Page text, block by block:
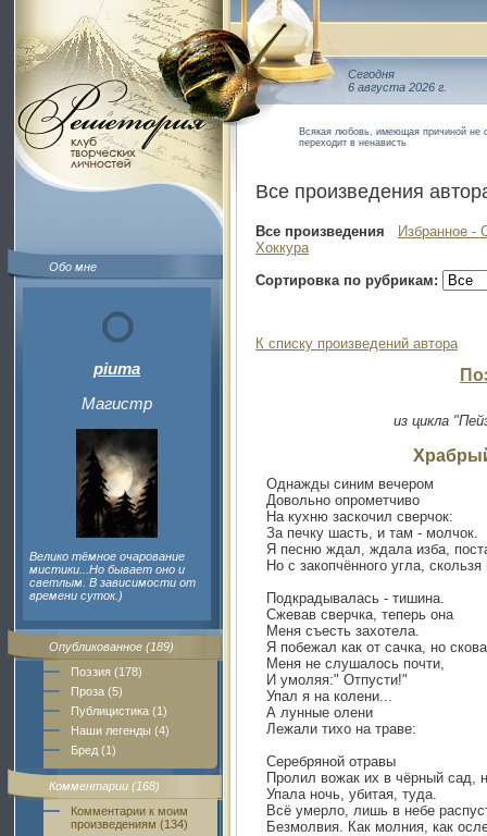
Обо мне
piuma
Магистр
Велико тёмное очарование
мистики...Но бывает оно и
светлым. В зависимости от
времени суток.)
Опубликованное (189)
Поэзия (178)
Проза (5)
Публицистика (1)
Наши легенды (4)
Бред (1)
Комментарии (168)
Комментарии к моим
произведениям (134)
Сегодня
6 августа 2026 г.
Всякая любовь, имеющая причиной не
переходит в ненависть
Все произведения
Все произведения
Избранное -
Хоккура
Сортировка по рубрикам:
К списку произведений автора
из цикла
Однажды синим вечером
Довольно опрометчиво
На кухню заскочил сверчок:
За печку шасть, и там - молчок.
Я песню ждал, ждала изба,
Но с закопчённого угла,
Подкрадывалась - тишина.
Сжевав сверчка, теперь она
Меня съесть захотела.
Я побежал как от сачка, но
Меня не слушалось почти,
И умоляя:" Отпусти!"
Упал я на колени...
А лунные олени
Лежали тихо на траве:
Серебряной отравы
Пролил вожак их в чёрный сад,
Упала ночь, убитая, туда.
Всё умерло, лишь в небе
Безмолвия. Как молния, как